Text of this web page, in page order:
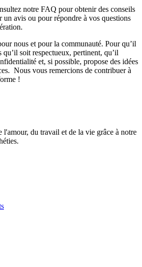
notre FAQ pour obtenir des conseils
un avis ou pour répondre à vos questions
nous et pour la communauté. Pour qu’il
soit respectueux, pertinent, qu’il
et, si possible, propose des idées
Nous vous remercions de contribuer à
!
l'amour, du travail et de la vie grâce à notre